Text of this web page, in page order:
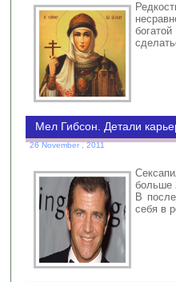
Мел Гибсон. Детали
26 November , 2011
больше
В
себя в